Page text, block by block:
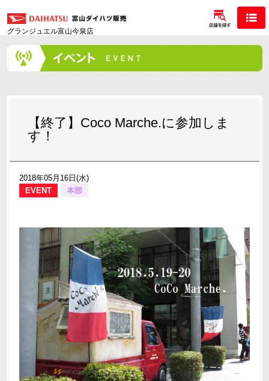
グランジュエル富山今泉店
【終了】Coco Marche.に参加しま
す！
2018年05月16日(水)
EVENT
本部